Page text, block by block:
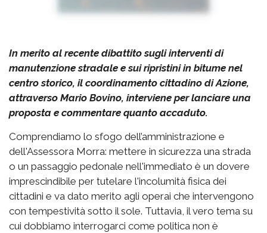
In merito al recente dibattito sugli interventi di
manutenzione stradale e sui ripristini in bitume nel
centro storico, il coordinamento cittadino di Azione,
attraverso Mario Bovino, interviene per lanciare una
proposta e commentare quanto accaduto.
Comprendiamo lo sfogo dell’amministrazione e
dell'Assessora Morra: mettere in sicurezza una strada
o un passaggio pedonale nell'immediato è un dovere
imprescindibile per tutelare l'incolumità fisica dei
cittadini e va dato merito agli operai che intervengono
con tempestività sotto il sole. Tuttavia, il vero tema su
cui dobbiamo interrogarci come politica non è